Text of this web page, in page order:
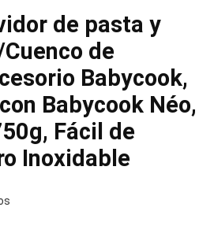
de pasta y
de
Babycook,
Babycook Néo,
Fácil de
Inoxidable